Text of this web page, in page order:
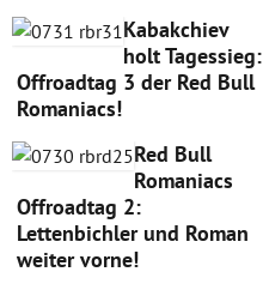
Kabakchiev
holt Tagessieg:
Offroadtag 3 der Red Bull
Romaniacs!
Red Bull
Romaniacs
Offroadtag 2:
Lettenbichler und Roman
weiter vorne!